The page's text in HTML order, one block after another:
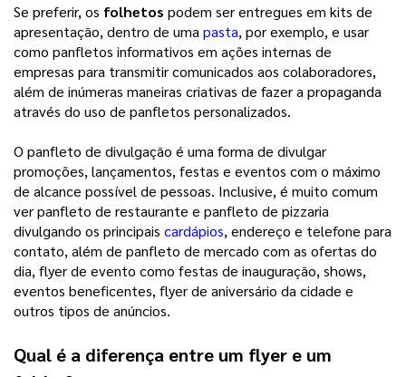
Se preferir, os folhetos podem ser entregues em kits de
apresentação, dentro de uma pasta, por exemplo, e usar
como panfletos informativos em ações internas de
empresas para transmitir comunicados aos colaboradores,
além de inúmeras maneiras criativas de fazer a propaganda
através do uso de panfletos personalizados.
O panfleto de divulgação é uma forma de divulgar
promoções, lançamentos, festas e eventos com o máximo
de alcance possível de pessoas. Inclusive, é muito comum
ver panfleto de restaurante e panfleto de pizzaria
divulgando os principais cardápios, endereço e telefone para
contato, além de panfleto de mercado com as ofertas do
dia, flyer de evento como festas de inauguração, shows,
eventos beneficentes, flyer de aniversário da cidade e
outros tipos de anúncios.
Qual é a diferença entre um flyer e um